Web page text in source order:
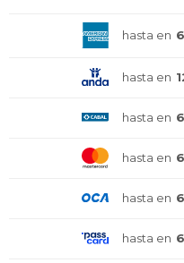
hasta en 6
hasta en
hasta en 6
hasta en 6
hasta en 6
hasta en 6